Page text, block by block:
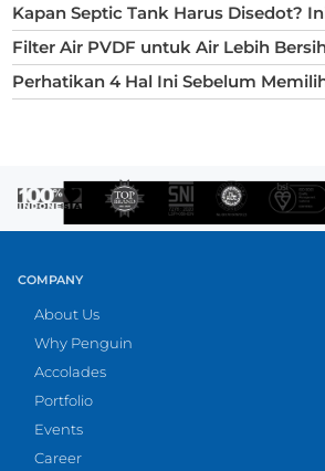
Kapan Septic Tank Harus Disedot?
Filter Air PVDF untuk Air Lebih
Perhatikan 4 Hal Ini Sebelum
COMPANY
About Us
Why Penguin
Accolades
Portfolio
Events
Career